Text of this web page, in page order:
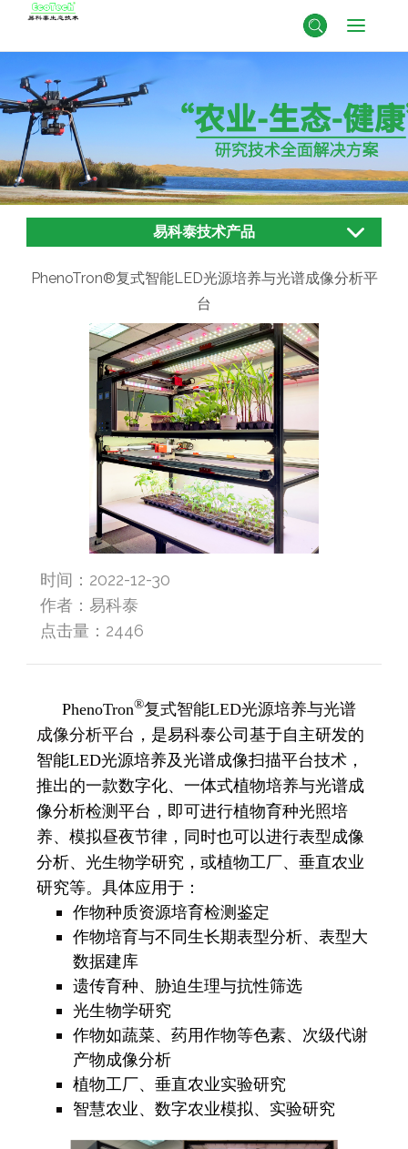
易科泰技术产品
PhenoTron®复式智能LED光源培养与光谱成像分析平
台
时间：2022-12-30
作者：易科泰
点击量： 2446
PhenoTron®复式智能LED光源培养与光谱
成像分析平台 ，是易科泰公司基于自主研发的
智能LED光源培养及光谱成像扫描平台技术，
推出的一款数字化、一体式植物培养与光谱成
像分析检测平台，即可进行植物育种光照培
养、模拟昼夜节律，同时也可以进行表型成像
分析、光生物学研究，或植物工厂、垂直农业
研究等。具体应用于：
作物种质资源培育检测鉴定
作物培育与不同生长期表型分析、表型大
数据建库
遗传育种、胁迫生理与抗性筛选
光生物学研究
作物如蔬菜、药用作物等色素、次级代谢
产物成像分析
植物工厂、垂直农业实验研究
智慧农业、数字农业模拟、实验研究